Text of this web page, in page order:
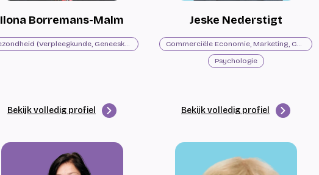
Ilona Borremans-Malm
Gezondheid (Verpleegkunde, Geneeskunde, Fysiotherapie)
Bekijk volledig profiel
Jeske Nederstigt
Commerciële Economie, Marketing, Communicatie
Psychologie
Bekijk volledig profiel